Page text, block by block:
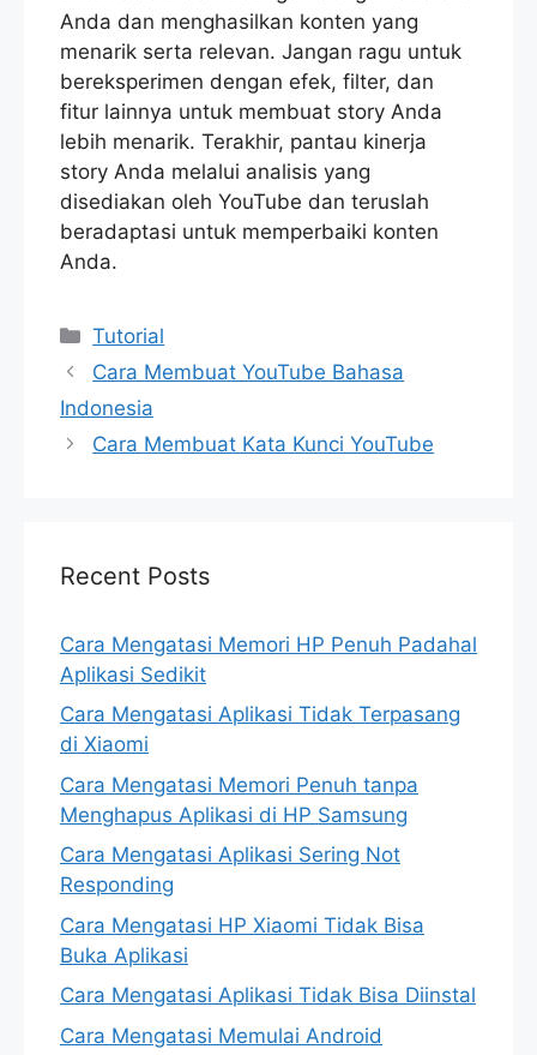
Anda dan menghasilkan konten yang
menarik serta relevan. Jangan ragu untuk
bereksperimen dengan efek, filter, dan
fitur lainnya untuk membuat story Anda
lebih menarik. Terakhir, pantau kinerja
story Anda melalui analisis yang
disediakan oleh YouTube dan teruslah
beradaptasi untuk memperbaiki konten
Anda.
Categories
Tutorial
Cara Membuat YouTube Bahasa
Indonesia
Cara Membuat Kata Kunci YouTube
Recent Posts
Cara Mengatasi Memori HP Penuh Padahal
Aplikasi Sedikit
Cara Mengatasi Aplikasi Tidak Terpasang
di Xiaomi
Cara Mengatasi Memori Penuh tanpa
Menghapus Aplikasi di HP Samsung
Cara Mengatasi Aplikasi Sering Not
Responding
Cara Mengatasi HP Xiaomi Tidak Bisa
Buka Aplikasi
Cara Mengatasi Aplikasi Tidak Bisa Diinstal
Cara Mengatasi Memulai Android